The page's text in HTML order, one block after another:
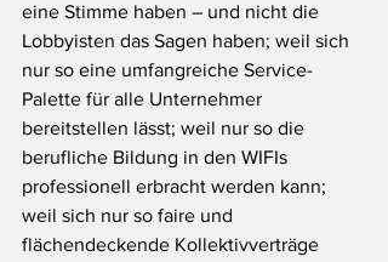
eine Stimme haben – und nicht die
Lobbyisten das Sagen haben; weil sich
nur so eine umfangreiche Service-
Palette für alle Unternehmer
bereitstellen lässt; weil nur so die
berufliche Bildung in den WIFIs
professionell erbracht werden kann;
weil sich nur so faire und
flächendeckende Kollektivverträge